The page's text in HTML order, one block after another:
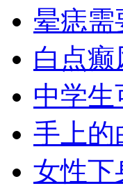
晕痣需
白点癫
中学
手上的
女性下